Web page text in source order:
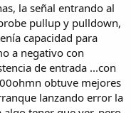
la señal entrando al
pullup y pulldown,
capacidad para
a negativo con
de entrada ...con
obtuve mejores
lanzando error la